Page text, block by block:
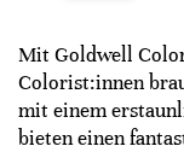
Mit Goldwell
Colorist:innen
mit einem
bieten einen